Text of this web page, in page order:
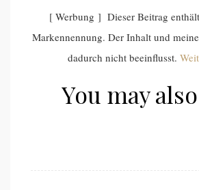
[ Werbung ] Dieser Beitrag
Markennennung. Der Inhalt und
dadurch nicht beeinflusst.
You may